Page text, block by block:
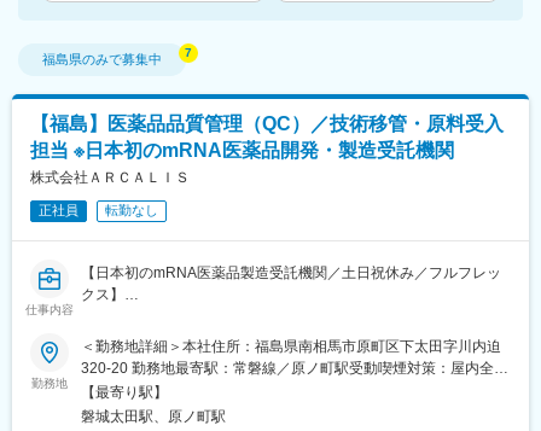
福島県のみで募集中
【福島】医薬品品質管理（QC）／技術移管・原料受入
担当 ※日本初のmRNA医薬品開発・製造受託機関
株式会社ＡＲＣＡＬＩＳ
正社員 転勤なし
仕事内容
【日本初のmRNA医薬品製造受託機関／土日祝休み／フルフレッ
クス】
品質管理マネージャ―からの指示のもと、以下の業務を進めてい
ただきます。
QAで培った「文書レビュー」「品質視点」「リスク判断」のスキ
ルを活かしながら、QCとして 技術移管サポート と 原料受入試験
の業務を担当いただきます。
勤務地
＜勤務地詳細＞本社住所：福島県南相馬市原町区下太田字川内迫
320-20 勤務地最寄駅：常磐線／原ノ町駅受動喫煙対策：屋内全面
禁煙変更の範囲：会社の定める事業所
【最寄り駅】
磐城太田駅、原ノ町駅